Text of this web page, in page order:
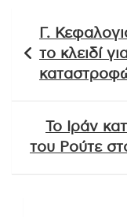
άρθρων
Γ.
το κλειδί
Το Ιράν
του Ρούτε